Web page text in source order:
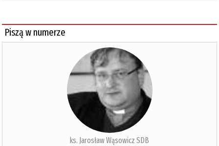
Piszą w numerze
ks. Jarosław Wąsowicz SDB